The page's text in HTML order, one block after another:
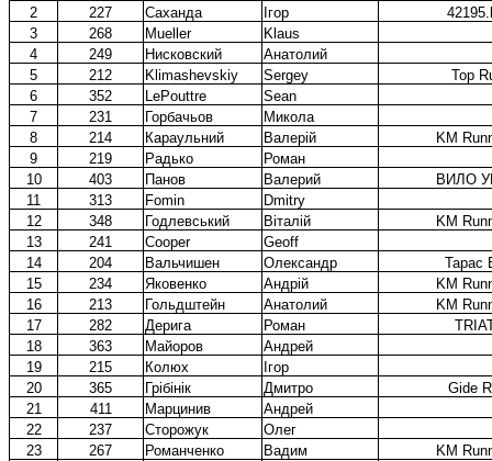
2 227 Саханда Ігор
3
268 Mueller
Klaus
4
249 Нисковский
Анатолий
5
212 Klimashevskiy Sergey
Top
6
352 LePouttre
Sean
7
231 Горбачьов
Микола
8
214 Караульний Валерій
KM
9
219 Радько
Роман
10
403 Панов Валерий
ВИЛО
11
313 Fomin
Dmitry
12
348 Годлевський Віталій
KM
13
241 Cooper
Geoff
14
204 Вальчишен Олександр
Тарас
15
234 Яковенко Андрій
KM
16
213 Гольдштейн Анатолий
KM
17
282 Дерига Роман
18
363 Майоров
Андрей
19
215 Колюх
Ігор
20
365 Грібінік Дмитро
Gide
21
411 Марцинив
Андрей
22
237 Сторожук
Олег
23
267 Романченко Вадим
KM